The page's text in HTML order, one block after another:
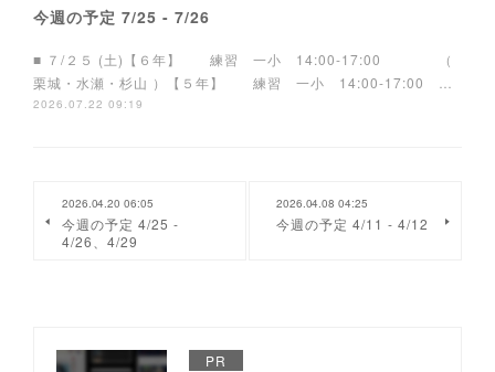
今週の予定 7/25 - 7/26
■ ７/２５ (土)【６年】 練習 一小 14:00-17:00 （
栗城・水瀬・杉山 ）【５年】 練習 一小 14:00-17:00 …
2026.07.22 09:19
2026.04.20 06:05
今週の予定 4/25 -
4/26、4/29
2026.04.08 04:25
今週の予定 4/11 - 4/12
PR